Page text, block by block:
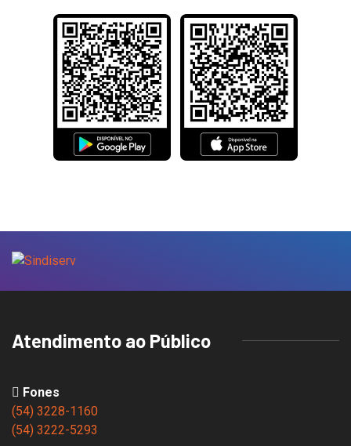
Atendimento ao Público
Fones
(54) 3228-1160
(54) 3222-5293